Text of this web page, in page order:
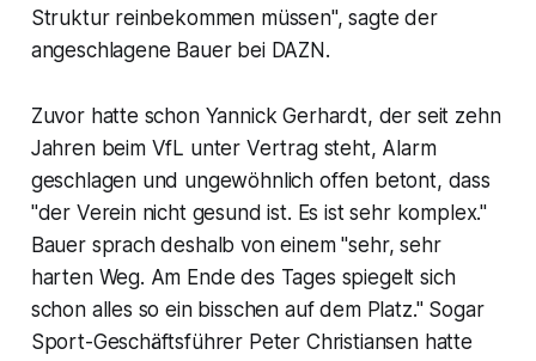
Struktur reinbekommen müssen", sagte der
angeschlagene Bauer bei DAZN.
Zuvor hatte schon Yannick Gerhardt, der seit zehn
Jahren beim VfL unter Vertrag steht, Alarm
geschlagen und ungewöhnlich offen betont, dass
"der Verein nicht gesund ist. Es ist sehr komplex."
Bauer sprach deshalb von einem "sehr, sehr
harten Weg. Am Ende des Tages spiegelt sich
schon alles so ein bisschen auf dem Platz." Sogar
Sport-Geschäftsführer Peter Christiansen hatte